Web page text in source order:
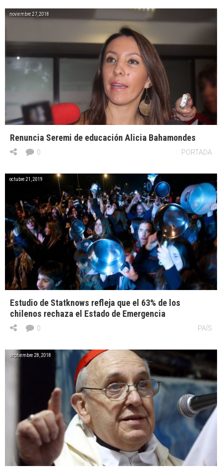
noviembre 27, 2018
Renuncia Seremi de educación Alicia Bahamondes
PORTADA
0
octubre 21, 2019
Estudio de Statknows refleja que el 63% de los
chilenos rechaza el Estado de Emergencia
PAÍS
0
septiembre 28, 2018